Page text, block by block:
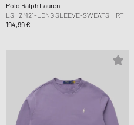
Polo Ralph Lauren
LSHZM21-LONG SLEEVE-SWEATSHIRT
194,99 €